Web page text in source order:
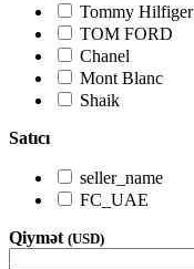
Tommy Hilfiger
TOM FORD
Chanel
Mont Blanc
Shaik
Satıcı
seller_name
FC_UAE
Qiymət (USD)